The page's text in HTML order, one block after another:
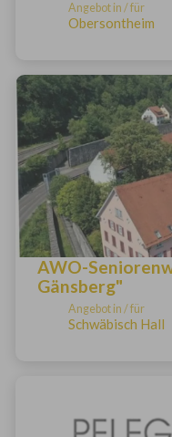
Angebot in / für
Obersontheim
AWO-
Gänsberg"
Angebot in / für
Schwäbisch Hall